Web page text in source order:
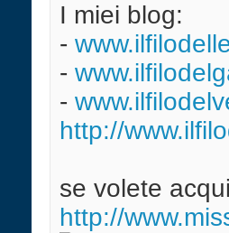
I miei blog:
-
-
-
http://
se volete
http://